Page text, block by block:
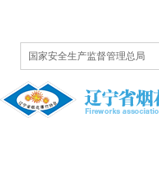
国家安全生产监督管理总局